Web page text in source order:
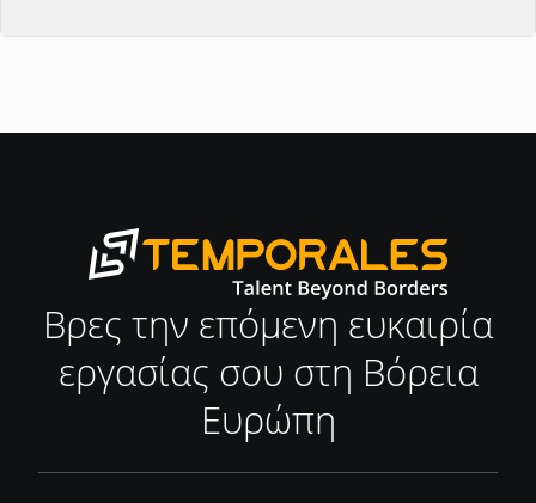
Βρες την επόμενη ευκαιρία
εργασίας σου στη Βόρεια
Ευρώπη